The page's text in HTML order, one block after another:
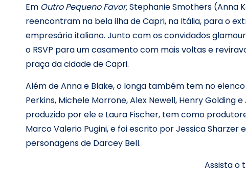
Em Outro Pequeno Favor,Stephanie Smothers (Anna
reencontram na bela ilha de Capri, na Itália, para o
empresário italiano. Junto com os convidados
o RSVP para um casamento com mais voltas e
praça da cidade de Capri.
Além de Anna e Blake, o longa também tem no
Perkins, Michele Morrone, Alex Newell, Henry Golding
produzido por ele e Laura Fischer, tem como
Marco Valerio Pugini, e foi escrito por Jessica Sharzer
personagens de Darcey Bell.
Assista o